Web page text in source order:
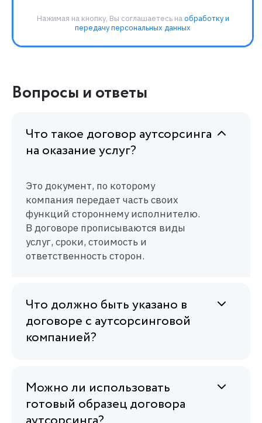
Вопросы и ответы
Что такое договор аутсорсинга
на оказание услуг?
Это документ, по которому
компания передает часть своих
функций стороннему исполнителю.
В договоре прописываются виды
услуг, сроки, стоимость и
ответственность сторон.
Что должно быть указано в
договоре с аутсорсинговой
компанией?
Можно ли использовать
готовый образец договора